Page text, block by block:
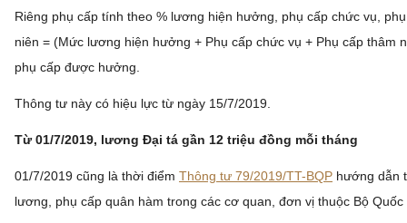
Riêng phụ cấp tính theo % lương hiện hưởng, phụ cấp chức vụ,
niên = (Mức lương hiện hưởng + Phụ cấp chức vụ + Phụ cấp thâm
phụ cấp được hưởng.
Thông tư này có hiệu lực từ ngày 15/7/2019.
Từ 01/7/2019, lương Đại tá gần 12 triệu đồng mỗi tháng
01/7/2019 cũng là thời điểm Thông tư 79/2019/TT-BQP hướng dẫn
lương, phụ cấp quân hàm trong các cơ quan, đơn vị thuộc Bộ Quốc